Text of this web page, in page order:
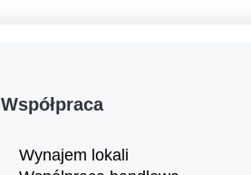
Współpraca
Wynajem lokali